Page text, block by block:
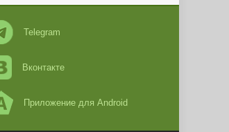
Telegram
Вконтакте
Приложение для Android